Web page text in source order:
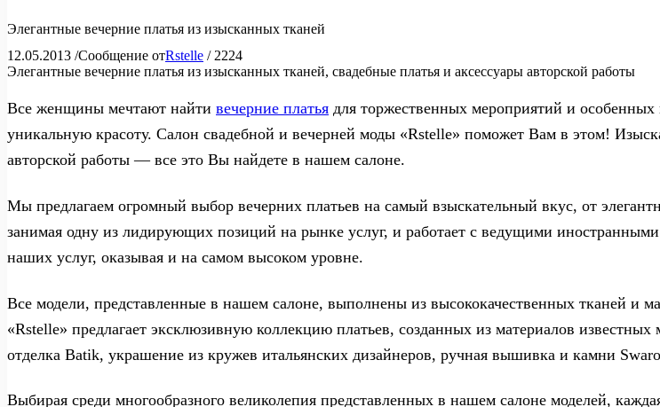
Элегантные вечерние платья из изысканных тканей
12.05.2013 /Сообщение отRstelle / 2224
Элегантные вечерние платья из изысканных тканей, свадебные платья и аксессуары авторской работы
Все женщины мечтают найти вечерние платья для торжественных мероприятий и особенных
уникальную красоту. Салон свадебной и вечерней моды «Rstelle» поможет Вам в этом!
авторской работы — все это Вы найдете в нашем салоне.
Мы предлагаем огромный выбор вечерних платьев на самый взыскательный вкус, от
занимая одну из лидирующих позиций на рынке услуг, и работает с ведущими
наших услуг, оказывая и на самом высоком уровне.
Все модели, представленные в нашем салоне, выполнены из высококачественных тканей и
«Rstelle» предлагает эксклюзивную коллекцию платьев, созданных из материалов
отделка Batik, украшение из кружев итальянских дизайнеров, ручная вышивка и камни
Выбирая среди многообразного великолепия представленных в нашем салоне моделей,